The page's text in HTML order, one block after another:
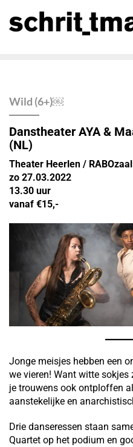
Wild (6+)￼
Danstheater AYA &
(NL)
Theater Heerlen / RABOzaal
zo 27.03.2022
13.30 uur
vanaf €15,-
Jonge meisjes hebben een
we vieren! Want witte
je trouwens ook ontploffen
aanstekelijke en
Drie danseressen staan
Quartet op het podium en